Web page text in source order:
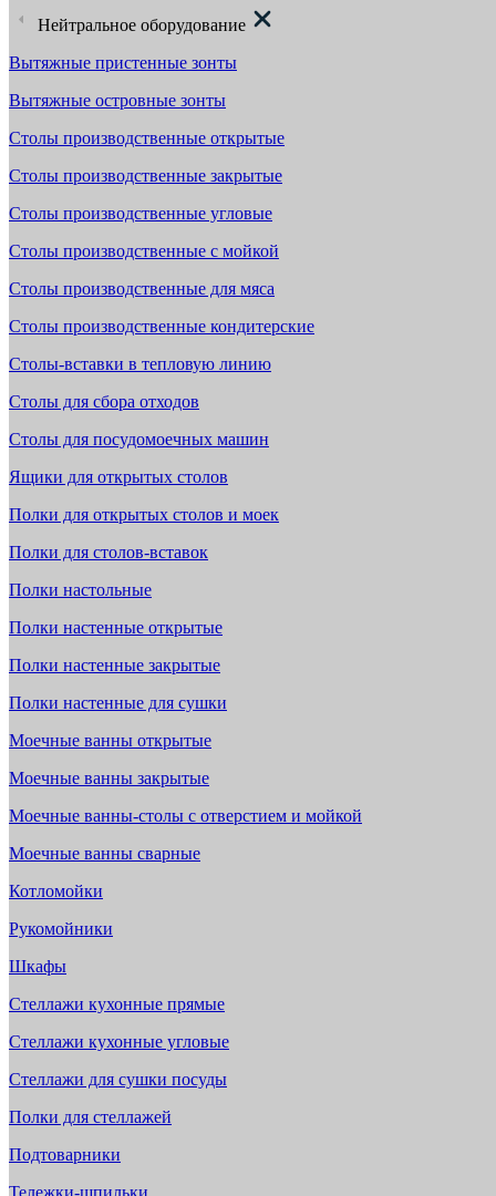
Нейтральное оборудование
Вытяжные пристенные зонты
Вытяжные островные зонты
Столы производственные открытые
Столы производственные закрытые
Столы производственные угловые
Столы производственные с мойкой
Столы производственные для мяса
Столы производственные кондитерские
Столы-вставки в тепловую линию
Столы для сбора отходов
Столы для посудомоечных машин
Ящики для открытых столов
Полки для открытых столов и моек
Полки для столов-вставок
Полки настольные
Полки настенные открытые
Полки настенные закрытые
Полки настенные для сушки
Моечные ванны открытые
Моечные ванны закрытые
Моечные ванны-столы с отверстием и мойкой
Моечные ванны сварные
Котломойки
Рукомойники
Шкафы
Стеллажи кухонные прямые
Стеллажи кухонные угловые
Стеллажи для сушки посуды
Полки для стеллажей
Подтоварники
Тележки-шпильки